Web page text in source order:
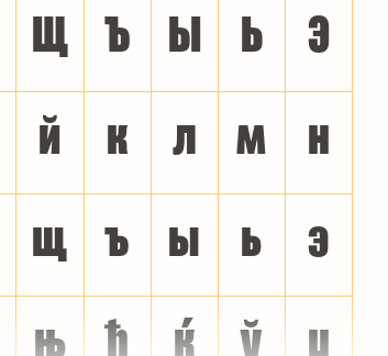
Щ Ъ Ы Ь Э
й к л м н
щ ъ ы ь э
њ ћ ќ ў џ